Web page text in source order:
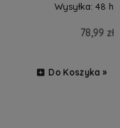
Wysyłka: 48 h
78,99 zł
Do Koszyka »